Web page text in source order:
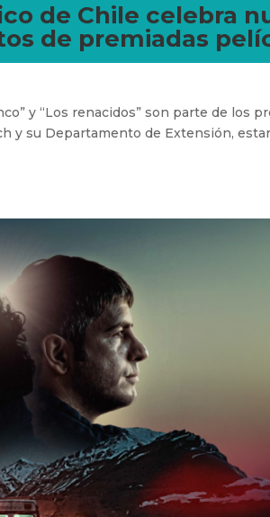
de Chile celebra
de premiadas
y “Los renacidos” son parte de los
y su Departamento de Extensión,